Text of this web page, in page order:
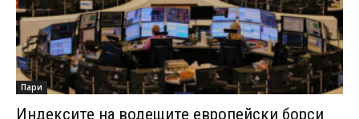
Пари
Индексите на водещите европейски борси